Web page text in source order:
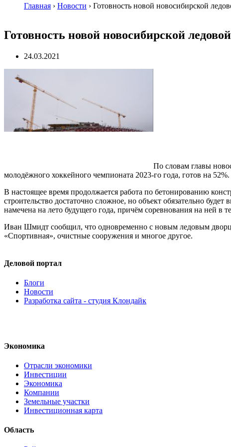
Главная › Новости › Готовность новой новосибирской
Готовность новой новосибирской
24.03.2021
По словам главы
молодёжного хоккейного чемпионата 2023-го года, готов на
В настоящее время продолжается работа по бетонированию
строительство достаточно сложное, но объект обязательно
намечена на лето будущего года, причём соревнования на ней в
Иван Шмидт сообщил, что одновременно с новым ледовым
«Спортивная», очистные сооружения и многое другое.
Деловой портал
Блоги
Новости
Разработка сайта - студия Клондайк
Экономика
Отрасли экономики
Инвестиции
Экономика
Компании
Земельные участки
Инвестиционная карта
Область